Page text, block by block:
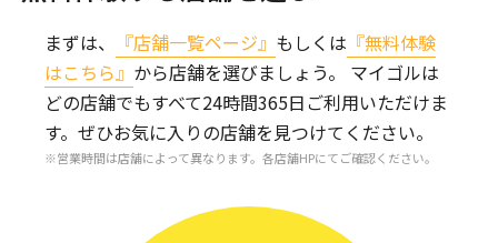
まずは、 『店舗一覧ページ』 もしくは 『無料体験
はこちら』 から店舗を選びましょう。
マイゴルは
どの店舗でもすべて24時間365日ご利用いただけま
す。ぜひお気に入りの店舗を見つけてください。
営業時間は店舗によって異なります。各店舗HPにてご確認ください。